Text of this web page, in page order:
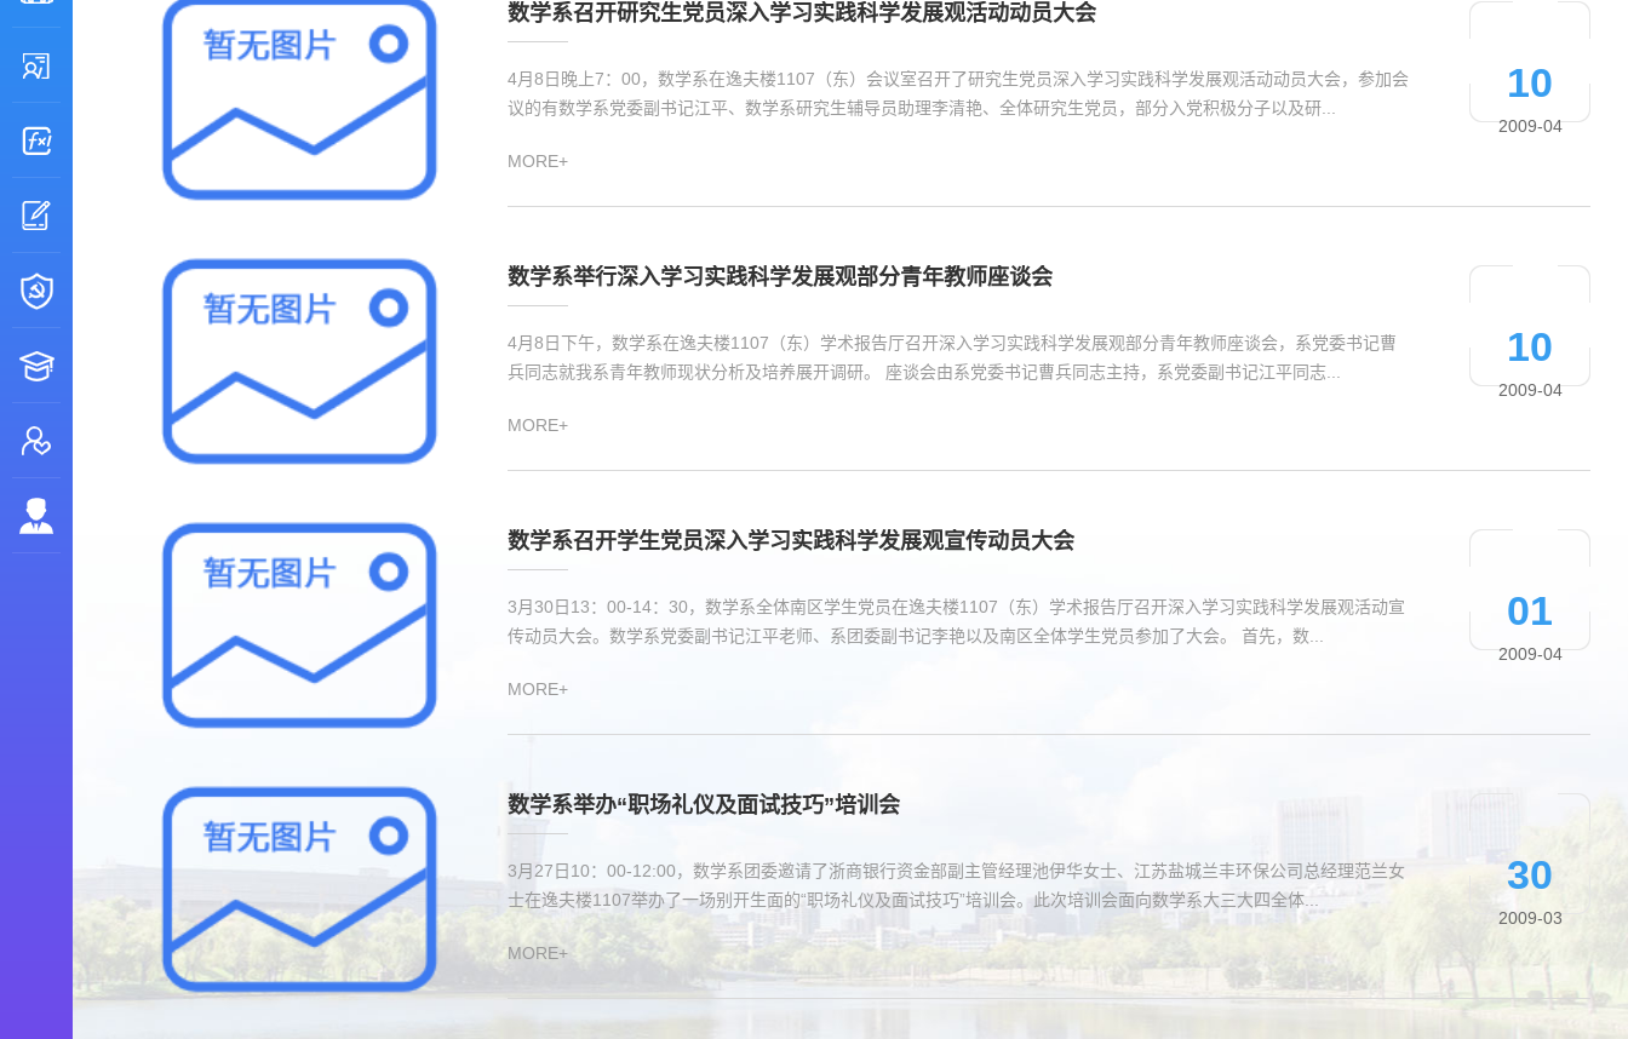
数学系召开研究生党员深入学习实践科学发展观活动动员大会
4月8日晚上7：00，数学系在逸夫楼1107（东）会议室召开了研究生党员深入学习实践科学发展观活动动员大会，参加会
议的有数学系党委副书记江平、数学系研究生辅导员助理李清艳、全体研究生党员，部分入党积极分子以及研...
MORE+
10
2009-04
数学系举行深入学习实践科学发展观部分青年教师座谈会
4月8日下午，数学系在逸夫楼1107（东）学术报告厅召开深入学习实践科学发展观部分青年教师座谈会，系党委书记曹
兵同志就我系青年教师现状分析及培养展开调研。 座谈会由系党委书记曹兵同志主持，系党委副书记江平同志...
MORE+
10
2009-04
数学系召开学生党员深入学习实践科学发展观宣传动员大会
3月30日13：00-14：30，数学系全体南区学生党员在逸夫楼1107（东）学术报告厅召开深入学习实践科学发展观活动宣
传动员大会。数学系党委副书记江平老师、系团委副书记李艳以及南区全体学生党员参加了大会。 首先，数...
MORE+
01
2009-04
数学系举办“职场礼仪及面试技巧”培训会
3月27日10：00-12:00，数学系团委邀请了浙商银行资金部副主管经理池伊华女士、江苏盐城兰丰环保公司总经理范兰女
士在逸夫楼1107举办了一场别开生面的“职场礼仪及面试技巧”培训会。此次培训会面向数学系大三大四全体...
MORE+
30
2009-03